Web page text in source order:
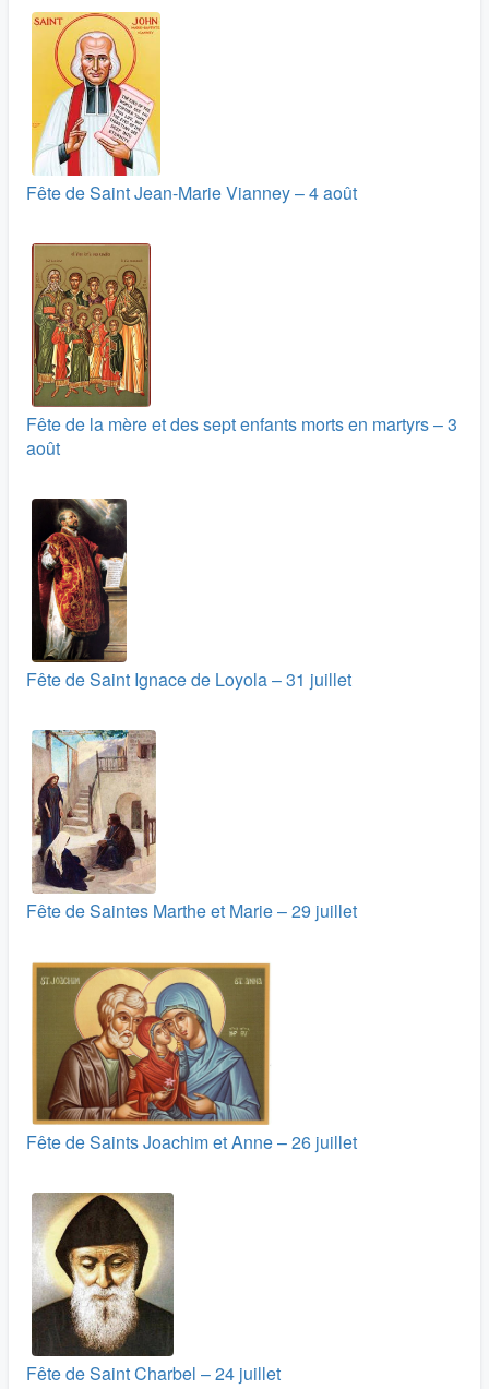
Fête de Saint Jean-Marie Vianney – 4 août
Fête de la mère et des sept enfants morts en martyrs – 3
août
Fête de Saint Ignace de Loyola – 31 juillet
Fête de Saintes Marthe et Marie – 29 juillet
Fête de Saints Joachim et Anne – 26 juillet
Fête de Saint Charbel – 24 juillet